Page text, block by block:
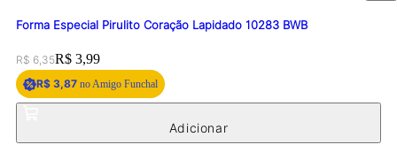
Forma Especial Pirulito Coração Lapidado 10283 BWB
Original price:
R$ 6,35Price:
R$ 3,99
R$ 3,87 no Amigo Funchal